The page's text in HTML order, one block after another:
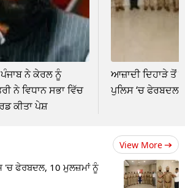
ਨੇ ਕੇਰਲ ਨੂੰ
ਨੇ ਵਿਧਾਨ ਸਭਾ ਵਿੱਚ
ਕੀਤਾ ਪੇਸ਼
ਆਜ਼ਾਦੀ ਦਿਹਾੜੇ ਤੋਂ
ਪੁਲਿਸ ‘ਚ ਫੇਰਬਦਲ,
View More
'ਚ ਫੇਰਬਦਲ, 10 ਮੁਲਜ਼ਮਾਂ ਨੂੰ